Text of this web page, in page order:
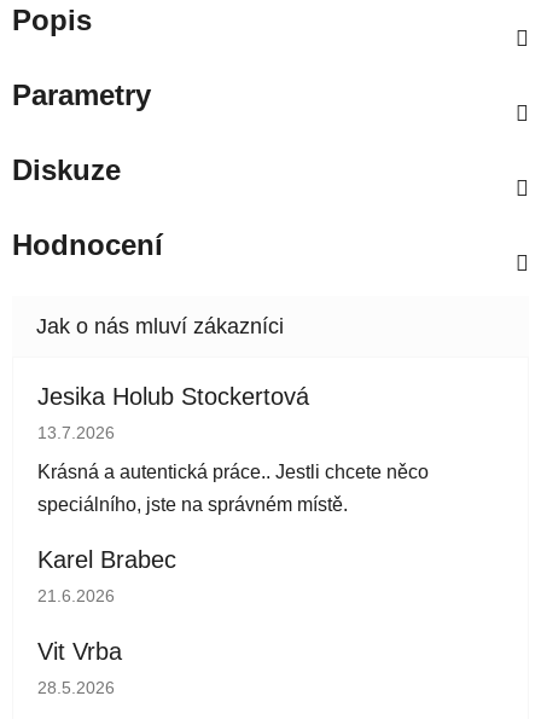
Popis
Parametry
Diskuze
Hodnocení
Jesika Holub Stockertová
Hodnocení obchodu je 5 z 5 hvězdiček.
13.7.2026
Krásná a autentická práce.. Jestli chcete něco
speciálního, jste na správném místě.
Karel Brabec
Hodnocení obchodu je 5 z 5 hvězdiček.
21.6.2026
Vit Vrba
Hodnocení obchodu je 5 z 5 hvězdiček.
28.5.2026